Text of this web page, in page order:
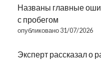
Названы главные
с пробегом
опубликовано 31/07/2026
Эксперт рассказал о